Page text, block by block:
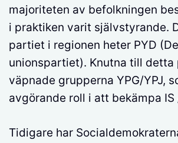
majoriteten av befolkningen
i praktiken varit självstyrande.
partiet i regionen heter PYD
unionspartiet). Knutna till detta
väpnade grupperna YPG/YPJ,
avgörande roll i att bekämpa IS
Tidigare har